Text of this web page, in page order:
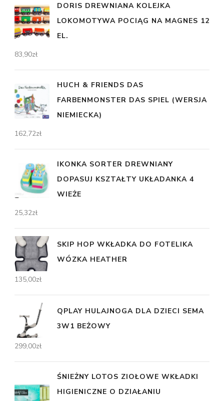
DORIS DREWNIANA KOLEJKA
LOKOMOTYWA POCIĄG NA MAGNES 12
EL.
83,90zł
HUCH & FRIENDS DAS
FARBENMONSTER DAS SPIEL (WERSJA
NIEMIECKA)
162,72zł
IKONKA SORTER DREWNIANY
DOPASUJ KSZTAŁTY UKŁADANKA 4
WIEŻE
25,32zł
SKIP HOP WKŁADKA DO FOTELIKA
WÓZKA HEATHER
135,00zł
QPLAY HULAJNOGA DLA DZIECI SEMA
3W1 BEŻOWY
299,00zł
ŚNIEŻNY LOTOS ZIOŁOWE WKŁADKI
HIGIENICZNE O DZIAŁANIU